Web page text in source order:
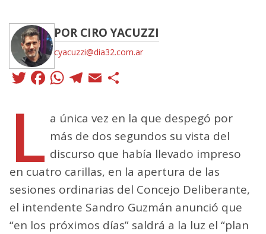
POR CIRO YACUZZI
cyacuzzi@dia32.com.ar
Twitter
Facebook
WhatsApp
Telegram
Email
L a única vez en la que despegó por
más de dos segundos su vista del
discurso que había llevado impreso
en cuatro carillas, en la apertura de las
sesiones ordinarias del Concejo Deliberante,
el intendente Sandro Guzmán anunció que
“en los próximos días” saldrá a la luz el “plan